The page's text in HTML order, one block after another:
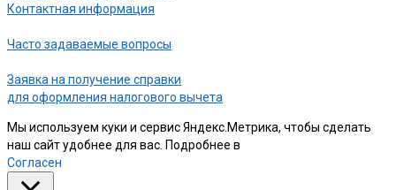
Контактная информация
Часто задаваемые вопросы
Заявка на получение справки
для оформления налогового вычета
Мы используем куки и сервис Яндекс.Метрика, чтобы сделать
наш сайт удобнее для вас. Подробнее в
Согласен